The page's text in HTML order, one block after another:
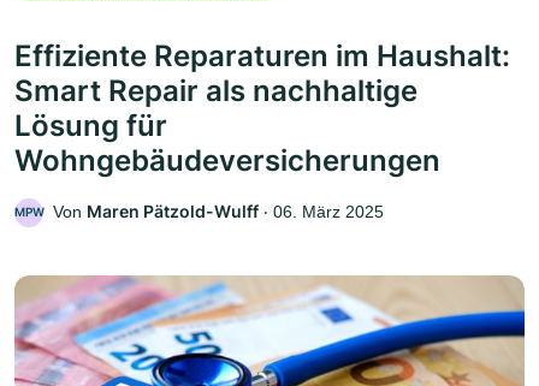
Effiziente Reparaturen im Haushalt:
Smart Repair als nachhaltige
Lösung für
Wohngebäudeversicherungen
MPW Von Maren Pätzold-Wulff ‧ 06. März 2025